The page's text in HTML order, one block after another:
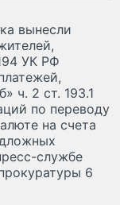
вынесли
УК РФ
ч. 2 ст. 193.1
по переводу
на счета
службе
6